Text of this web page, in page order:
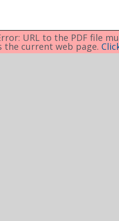
URL to the PDF file
the current web page.